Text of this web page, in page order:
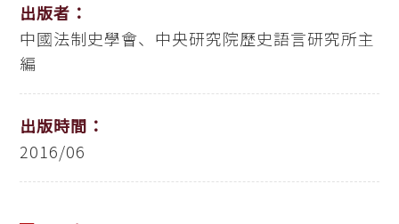
出版者：
中國法制史學會、中央研究院歷史語言研究所主
編
出版時間：
2016/06